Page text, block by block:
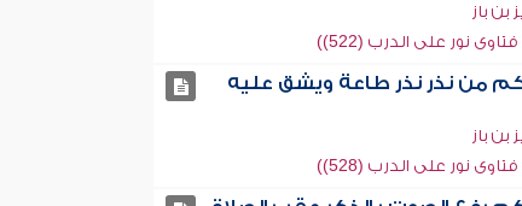
بن باز
نور على الدرب (522))
من نذر نذر طاعة ويشق عليه
بن باز
نور على الدرب (528))